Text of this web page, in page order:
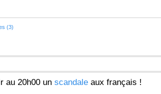
(3)
au 20h00 un scandale aux français !